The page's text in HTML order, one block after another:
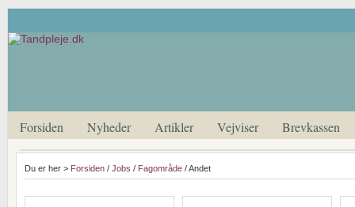
Forsiden Nyheder Artikler Vejviser Brevkassen
Du er her > Forsiden / Jobs / Fagområde / Andet